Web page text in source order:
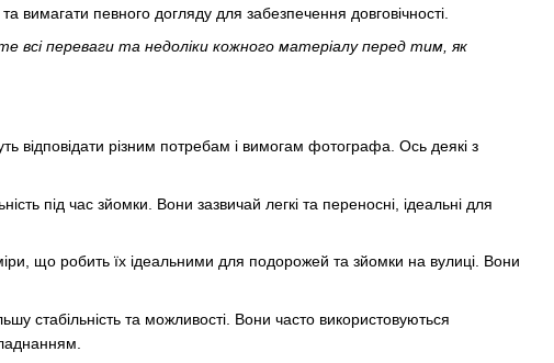
вимагати певного догляду для забезпечення довговічності.
переваги та недоліки кожного матеріалу перед тим, як
відповідати різним потребам і вимогам фотографа. Ось деякі з
під час зйомки. Вони зазвичай легкі та переносні, ідеальні для
що робить їх ідеальними для подорожей та зйомки на вулиці. Вони
стабільність та можливості. Вони часто використовуються